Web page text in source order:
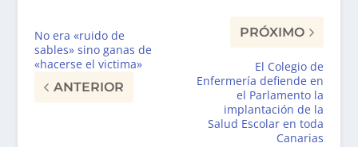
No era «ruido de
sables» sino ganas de
«hacerse el victima»
ANTERIOR
PRÓXIMO
El Colegio de
Enfermería defiende en
el Parlamento la
implantación de la
Salud Escolar en toda
Canarias